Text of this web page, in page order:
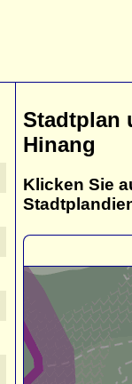
Stadtplan
Hinang
Klicken Sie